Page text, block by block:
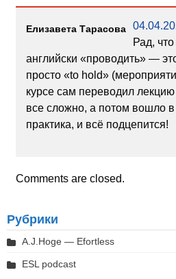
Елизавета Тарасова
Рад,
английски «проводить» —
просто «to hold»
курсе сам переводил
все сложно, а потом вошло
практика, и всё подцепится!
Comments are closed.
Рубрики
A.J.Hoge — Efortless
ESL podcast